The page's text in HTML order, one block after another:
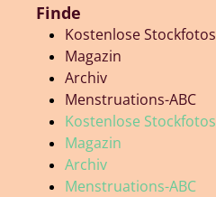
Finde
Kostenlose Stockfotos
Magazin
Archiv
Menstruations-ABC
Kostenlose Stockfotos
Magazin
Archiv
Menstruations-ABC